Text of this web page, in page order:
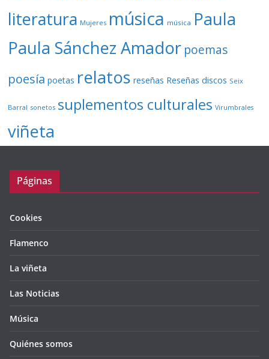
literatura Mujeres música música Paula
Paula Sánchez Amador poemas
poesía poetas relatos reseñas Reseñas discos Seix
Barral sonetos suplementos culturales Virumbrales
viñeta
Páginas
Cookies
Flamenco
La viñeta
Las Noticias
Música
Quiénes somos